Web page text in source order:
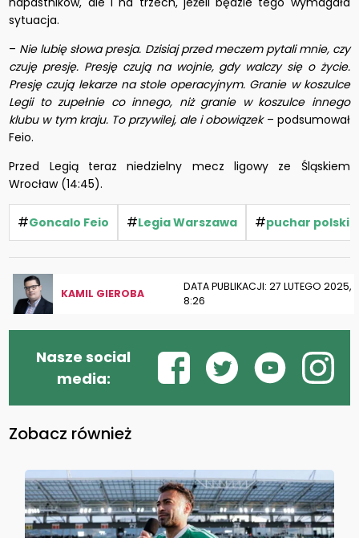
sytuacja.
– Nie lubię słowa presja. Dzisiaj przed meczem pytali mnie, czy
czuję presję. Presję czują na wojnie, gdy walczy się o życie.
Presję czują lekarze na stole operacyjnym. Granie w koszulce
Legii to zupełnie co innego, niż granie w koszulce innego
klubu w tym kraju. To przywilej, ale i obowiązek – podsumował
Feio.
Przed Legią teraz niedzielny mecz ligowy ze Śląskiem
Wrocław (14:45).
#Goncalo Feio #Legia Warszawa #puchar polski
KAMIL GIEROBA
DATA PUBLIKACJI: 27 LUTEGO 2025,
8:26
Nasze social
media:
Zobacz również